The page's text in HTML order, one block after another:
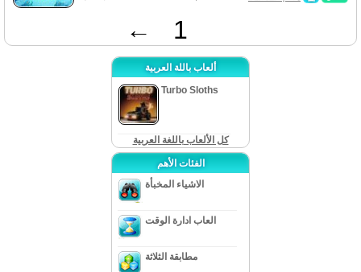
← 1
ألعاب باللة العربية
Turbo Sloths
كل الألعاب باللغة العربية
الفئات الأهم
الاشياء المخبأة
العاب ادارة الوقت
مطابقة الثلاثة